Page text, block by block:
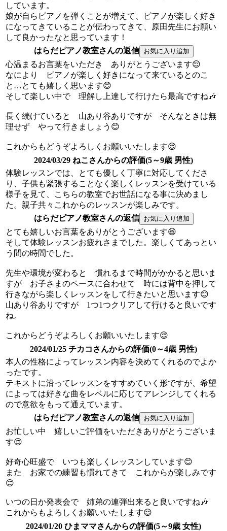
しています。
娘が自らピアノを弾くことが増えて、ピアノが楽しく好き
になってきていることが伝わってきて、原田先生にお願い
して良かったなと思っています！
はらだピアノ教室さんの返信
心温まるお言葉をいただき ありがとうございます😌
なにより ピアノが楽しく好きになって来ているとのこ
と…とても嬉しく思います😊
そして楽しい中で 理解し上達して行けたら最高ですね🎶
長く続けていると 山あり谷ありですが そんなときは無
理せず やって行きましょう😊
これからもどうぞよろしくお願いいたします😌
2024/03/29 ねこさんからの評価(5～9歳 男性)
体験レッスンでは、とても優しく丁寧に対応してくださ
り、子供も緊張することなく楽しくレッスンを受けている
様子を見て、こちらの教室でお世話になる事に決めまし
た。親子共々これからのレッスンが楽しみです。
はらだピアノ教室さんの返信
とても嬉しいお言葉をありがとうございます😆
そして体験レッスンお疲れさまでした。楽しくてあっとい
う間の時間でした。
先生や環境が変わると 慣れるまで時間がかかると思いま
すが お子さまのペースに合わせて 時には背中を押して
行きながら楽しくレッスンをして行きたいと思います😊
山あり谷ありですが 1つ1つクリアして行けると良いです
ね。
これからどうぞよろしくお願いいたします😌
2024/01/25 チカコさんからの評価(0～4歳 男性)
本人の性格によってレッスン内容を決めてくれるのでよか
ったです。
テキストに沿ってレッスンをすすめていく形ですが、希望
によっては好きな曲をレベルに応じてアレンジしてくれる
ので意欲をもって通えています。
はらだピアノ教室さんの返信
お忙しい中 嬉しいご評価をいただきありがとうございま
す😌
好奇心旺盛で いつも楽しくレッスンしています😊
また お家での練習も慣れてきて これからが楽しみです
😊
いつの日か発表会で 姉弟の連弾出来ると良いですね🎶
これからもよろしくお願いいたします😌
2024/01/20 ひまママさんからの評価(5～9歳 女性)